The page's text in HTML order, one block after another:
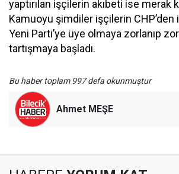
yaptırılan işçilerin akıbeti ise merak
Kamuoyu şimdiler işçilerin
Yeni Parti’ye üye olmaya zorlanıp
tartışmaya başladı.
Bu haber toplam 997 defa okunmuştur
Ahmet MEŞE